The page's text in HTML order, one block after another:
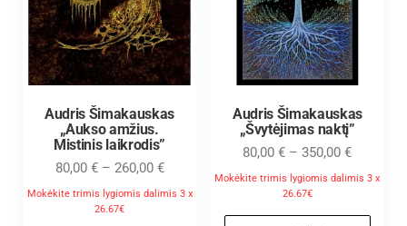
Audris Šimakauskas
„Aukso amžius.
Mistinis laikrodis”
80,00 € – 260,00 €
Mokėkite trimis lygiomis dalimis 3 x
26.67€
Audris Šimakauskas
„Švytėjimas naktį”
80,00€ – 350,00€
Mokėkite trimis lygiomis dalimis 3 x
26.67€